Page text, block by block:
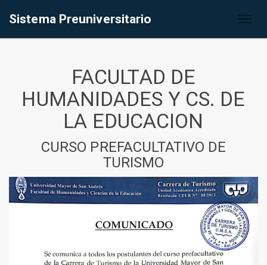
Sistema Preuniversitario
FACULTAD DE
HUMANIDADES Y CS. DE
LA EDUCACION
CURSO PREFACULTATIVO DE
TURISMO